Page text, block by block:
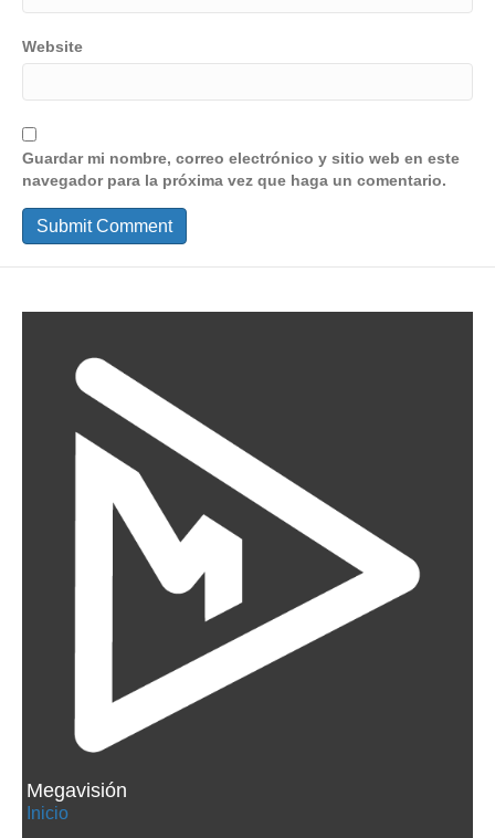
Website
Guardar mi nombre, correo electrónico y sitio web en este
navegador para la próxima vez que haga un comentario.
Megavisión
Inicio